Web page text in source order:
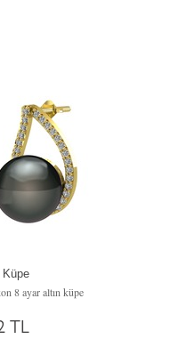
8 ayar altın küpe
TL